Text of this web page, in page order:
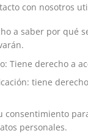
con nosotros
a saber por qué
Tiene derecho a
tiene
consentimiento
personales.